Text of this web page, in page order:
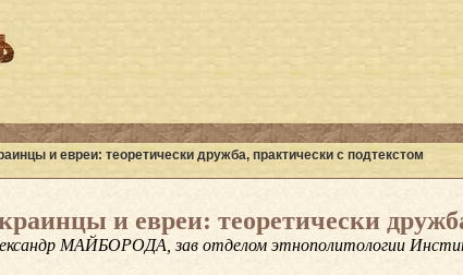
и евреи: теоретически дружба, практически с подтекстом
и евреи: теоретически
МАЙБОРОДА, зав отделом этнополитологии